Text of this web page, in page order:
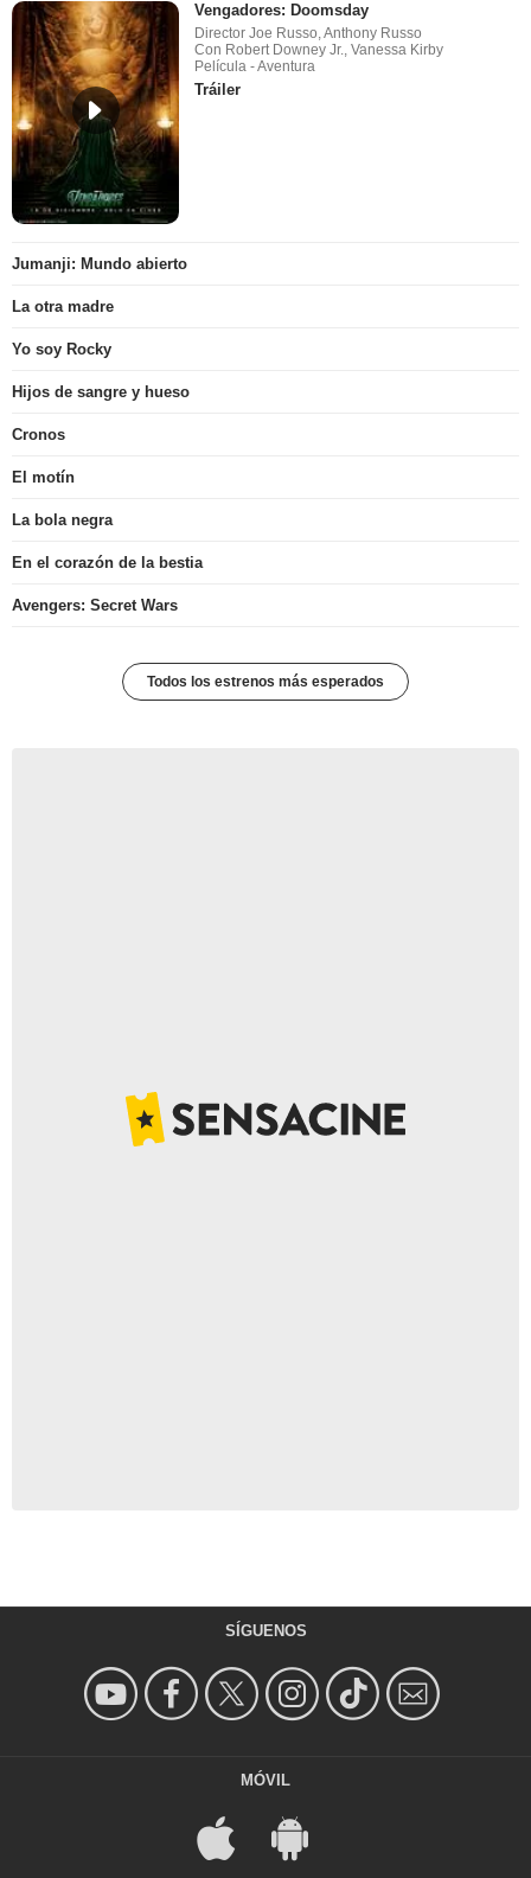
Vengadores: Doomsday
Director Joe Russo, Anthony Russo
Con Robert Downey Jr., Vanessa Kirby
Película - Aventura
Tráiler
Jumanji: Mundo abierto
La otra madre
Yo soy Rocky
Hijos de sangre y hueso
Cronos
El motín
La bola negra
En el corazón de la bestia
Avengers: Secret Wars
Todos los estrenos más esperados
SÍGUENOS
MÓVIL